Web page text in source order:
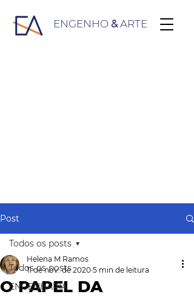
ENGENHO &ARTE
Post
Todos os posts
ENGENHARIA
Todos os posts
O PAPEL DA
Helena M Ramos
11 de nov. de 2020 5 min de leitura